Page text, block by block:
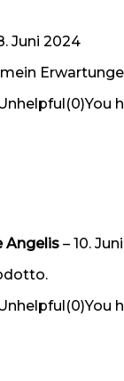
Juni 2024
(0)You
Angelis – 10.
(0)You